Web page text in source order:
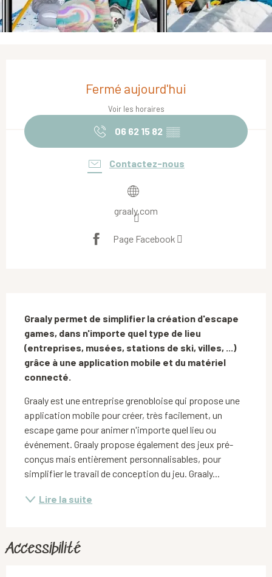
Fermé aujourd'hui
Voir les horaires
06 62 15 82 ▒▒
Contactez-nous
graaly.com
Page Facebook
Graaly permet de simplifier la création d'escape
games, dans n'importe quel type de lieu
(entreprises, musées, stations de ski, villes, ...)
grâce à une application mobile et du matériel
connecté.
Graaly est une entreprise grenobloise qui propose une
application mobile pour créer, très facilement, un
escape game pour animer n'importe quel lieu ou
événement. Graaly propose également des jeux pré-
conçus mais entièrement personnalisables, pour
simplifier le travail de conception du jeu. Graaly...
Lire la suite
Accessibilité